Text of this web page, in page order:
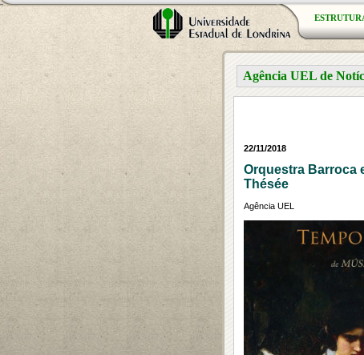
Agência UEL de
22/11/2018
Orquestra Barroca
Thésée
Agência UEL